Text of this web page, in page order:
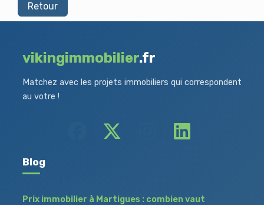
Retour
vikingimmobilier.fr
Matchez avec les projets immobiliers qui correspondent
au votre !
Blog
Prix immobilier à Martigues : combien vaut